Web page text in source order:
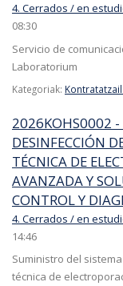
4. Cerrados / en
08:30
Servicio de
Laboratorium
Kategoriak:
2026KOHS0002 -
DESINFECCIÓN
TÉCNICA DE
AVANZADA Y
CONTROL Y
4. Cerrados / en
14:46
Suministro del
técnica de